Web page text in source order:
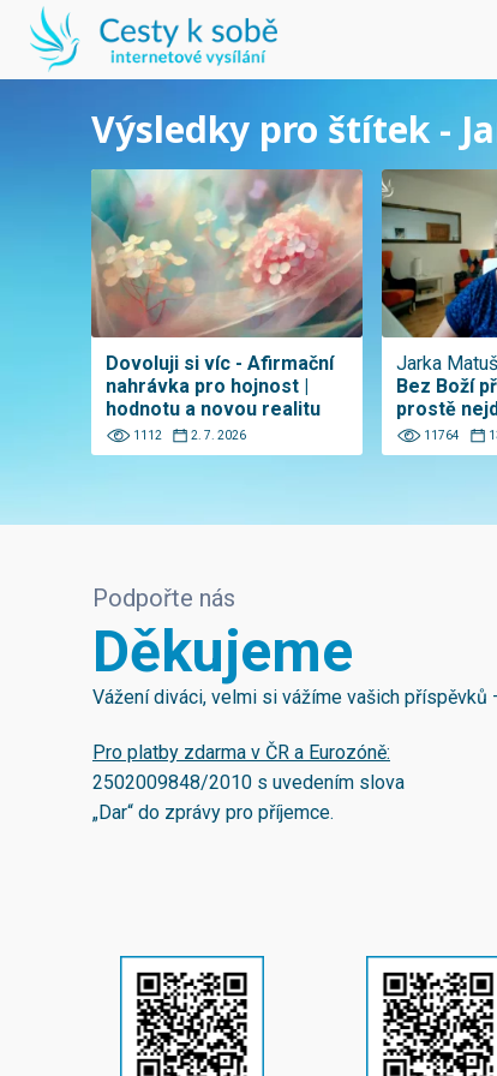
Výsledky pro štítek -
Dovoluji si víc - Afirmační
nahrávka pro hojnost |
hodnotu a novou realitu
1112 2. 7. 2026
Jarka
Bez Boží
prostě
11764
Podpořte nás
Děkujeme
Vážení diváci, velmi si vážíme vašich příspěvků
Pro platby zdarma v ČR a Eurozóně:
2502009848/2010 s uvedením slova
„Dar“ do zprávy pro příjemce.